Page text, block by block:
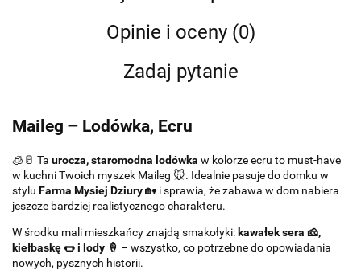
Opinie i oceny (0)
Zadaj pytanie
Maileg – Lodówka, Ecru
🧊🥛 Ta urocza, staromodna lodówka w kolorze ecru to must-have
w kuchni Twoich myszek Maileg 🐭. Idealnie pasuje do domku w
stylu Farma Mysiej Dziury🏡 i sprawia, że zabawa w dom nabiera
jeszcze bardziej realistycznego charakteru.
W środku mali mieszkańcy znajdą smakołyki: kawałek sera 🧀,
kiełbaskę 🌭 i lody 🍦 – wszystko, co potrzebne do opowiadania
nowych, pysznych historii.